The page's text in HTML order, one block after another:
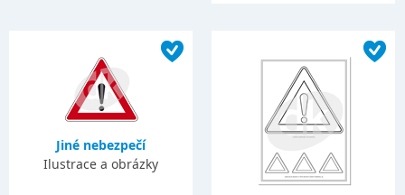
Jiné nebezpečí
Ilustrace a obrázky